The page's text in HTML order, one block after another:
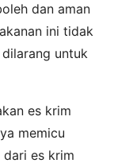
dan aman
ini tidak
untuk
es krim
memicu
dari es krim